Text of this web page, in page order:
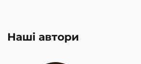
Наші автори